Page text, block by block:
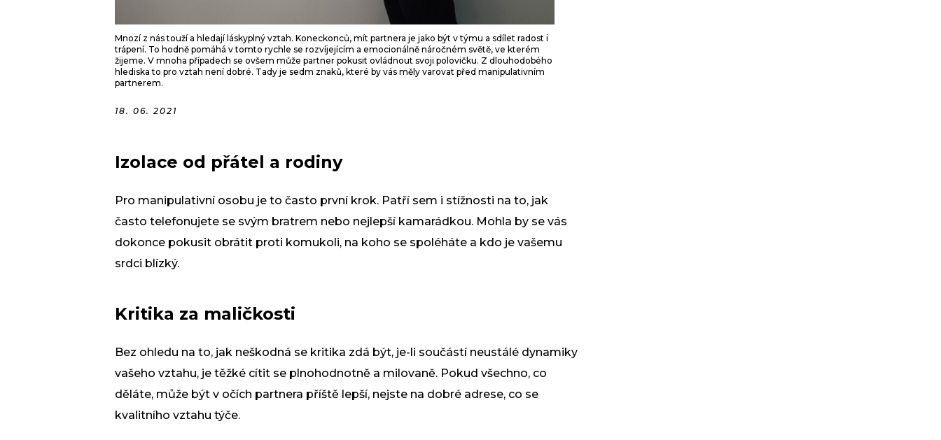
Mnozí z nás touží a hledají láskyplný vztah. Koneckonců, mít partnera je jako být v týmu a sdílet radost i
trápení. To hodně pomáhá v tomto rychle se rozvíjejícím a emocionálně náročném světě, ve kterém
žijeme. V mnoha případech se ovšem může partner pokusit ovládnout svoji polovičku. Z dlouhodobého
hlediska to pro vztah není dobré. Tady je sedm znaků, které by vás měly varovat před manipulativním
partnerem.
18. 06. 2021
Izolace od přátel a rodiny
Pro manipulativní osobu je to často první krok. Patří sem i stížnosti na to, jak
často telefonujete se svým bratrem nebo nejlepší kamarádkou. Mohla by se vás
dokonce pokusit obrátit proti komukoli, na koho se spoléháte a kdo je vašemu
srdci blízký.
Kritika za maličkosti
Bez ohledu na to, jak neškodná se kritika zdá být, je-li součástí neustálé dynamiky
vašeho vztahu, je těžké cítit se plnohodnotně a milovaně. Pokud všechno, co
děláte, může být v očích partnera příště lepší, nejste na dobré adrese, co se
kvalitního vztahu týče.